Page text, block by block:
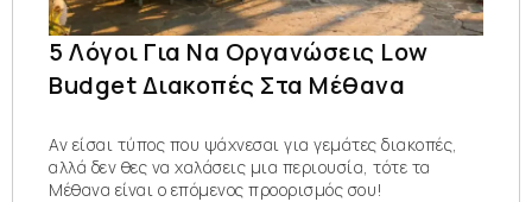
5 Λόγοι Για Να Οργανώσεις Low
Budget Διακοπές Στα Μέθανα
Αν είσαι τύπος που ψάχνεσαι για γεμάτες διακοπές,
αλλά δεν θες να χαλάσεις μια περιουσία, τότε τα
Μέθανα είναι ο επόμενος προορισμός σου!